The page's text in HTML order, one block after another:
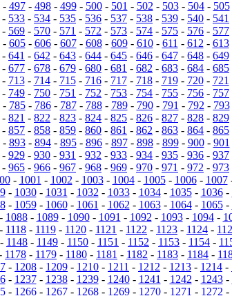
- 497- 498- 499- 500- 501 - 502 - 503- 504- 505
- 533 - 534 - 535 - 536 - 537 - 538 - 539 - 540 - 541
- 569 - 570 - 571 - 572 - 573 - 574 - 575 - 576 - 577
- 605- 606- 607- 608- 609- 610- 611 - 612 - 613
- 641 - 642 - 643 - 644 - 645 - 646 - 647 - 648 - 649
- 677 - 678 - 679 - 680 - 681 - 682 - 683 - 684 - 685
- 713- 714- 715- 716- 717- 718- 719- 720- 721
- 749 - 750 - 751 - 752 - 753 - 754 - 755 - 756 - 757
- 785- 786- 787- 788- 789- 790- 791 - 792 - 793
- 821 - 822 - 823 - 824 - 825 - 826 - 827 - 828 - 829
- 857 - 858 - 859 - 860 - 861 - 862 - 863 - 864 - 865
- 893- 894- 895- 896- 897- 898- 899- 900- 901
- 929 - 930 - 931 - 932 - 933 - 934 - 935 - 936 - 937
- 965 - 966 - 967 - 968 - 969 - 970 - 971 - 972 - 973
- 1001 - 1002 - 1003- 1004- 1005- 1006- 1007
- 1030- 1031 - 1032 - 1033- 1034- 1035- 1036-
- 1059- 1060- 1061 - 1062 - 1063- 1064- 1065-
1088- 1089- 1090- 1091 - 1092 - 1093- 1094-
- 1118 - 1119 - 1120 - 1121 - 1122 - 1123 - 1124 -
- 1148 - 1149 - 1150 - 1151 - 1152 - 1153 - 1154 -
1178 - 1179 - 1180 - 1181 - 1182 - 1183 - 1184 -
- 1208 - 1209 - 1210 - 1211 - 1212 - 1213 - 1214 -
- 1237- 1238- 1239- 1240- 1241 - 1242 - 1243-
- 1266- 1267- 1268- 1269- 1270- 1271 - 1272 -